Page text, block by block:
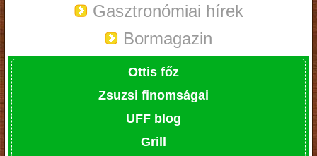
Gasztronómiai hírek
Bormagazin
Ottis főz
Zsuzsi finomságai
UFF blog
Grill